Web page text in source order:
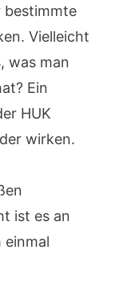
bestimmte
Vielleicht
was man
Ein
HUK
wirken.
ist es an
einmal